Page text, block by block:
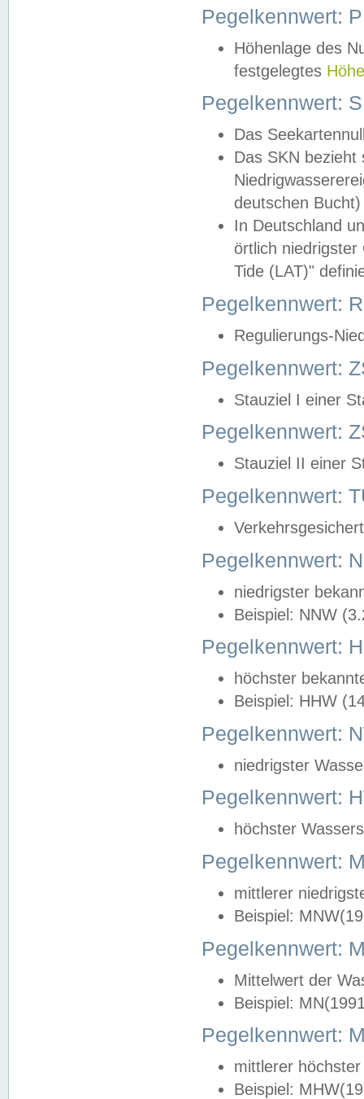
Pegelkennwert:
Höhenlage des
festgelegtes
Pegelkennwert:
Das
Das SKN
deutschen
In Deutschland
örtlich
Tide (LAT)"
Pegelkennwert:
Regulierungs-
Pegelkennwert:
Stauziel I einer
Pegelkennwert:
Stauziel II einer
Pegelkennwert:
Pegelkennwert:
niedrigster
Beispiel: NNW
Pegelkennwert:
höchster
Beispiel: HHW
Pegelkennwert:
niedrigster
Pegelkennwert:
höchster
Pegelkennwert:
mittlerer
Beispiel:
Pegelkennwert:
Mittelwert der
Beispiel:
Pegelkennwert:
mittlerer
Beispiel: